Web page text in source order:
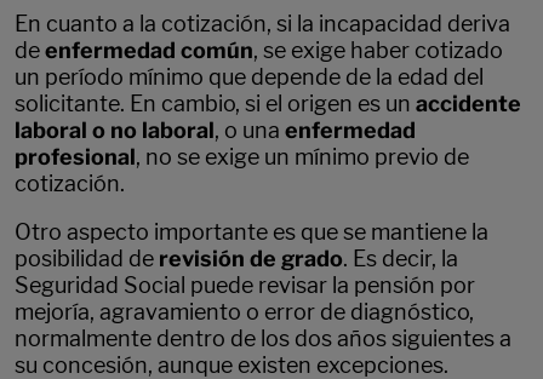
En cuanto a la cotización, si la incapacidad deriva
deenfermedad común, se exige haber cotizado
un período mínimo que depende de la edad del
solicitante. En cambio, si el origen es un accidente
laboral o no laboral, o una enfermedad
profesional, no se exige un mínimo previo de
cotización.
Otro aspecto importante es que se mantiene la
posibilidad de revisión de grado. Es decir, la
Seguridad Social puede revisar la pensión por
mejoría, agravamiento o error de diagnóstico,
normalmente dentro de los dos años siguientes a
su concesión, aunque existen excepciones.